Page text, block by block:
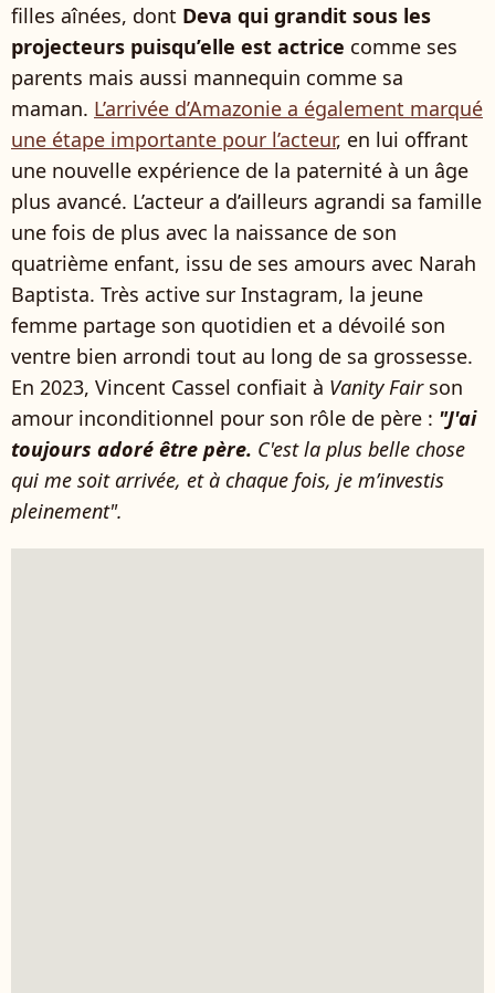
filles aînées, dont Deva qui grandit sous les
projecteurs puisqu’elle est actrice comme ses
parents mais aussi mannequin comme sa
maman. L’arrivée d’Amazonie a également marqué
une étape importante pour l’acteur, en lui offrant
une nouvelle expérience de la paternité à un âge
plus avancé. L’acteur a d’ailleurs agrandi sa famille
une fois de plus avec la naissance de son
quatrième enfant, issu de ses amours avec Narah
Baptista. Très active sur Instagram, la jeune
femme partage son quotidien et a dévoilé son
ventre bien arrondi tout au long de sa grossesse.
En 2023, Vincent Cassel confiait à Vanity Fairson
amour inconditionnel pour son rôle de père : "J'ai
toujours adoré être père. C'est la plus belle chose
qui me soit arrivée, et à chaque fois, je m’investis
pleinement".